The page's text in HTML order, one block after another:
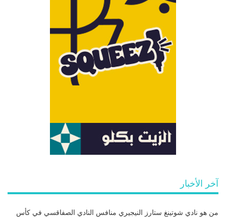
آخر الأخبار
من هو نادي شوتينغ ستارز النيجيري منافس النادي الصفاقسي في كأس